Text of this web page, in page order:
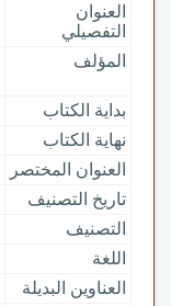
العنوان
التفصيلي
المؤلف
بداية الكتاب
نهاية الكتاب
العنوان المختصر
تاريخ التصنيف
التصنيف
اللغة
العناوين البديلة